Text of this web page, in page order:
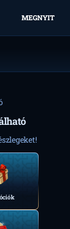
MEGNYIT